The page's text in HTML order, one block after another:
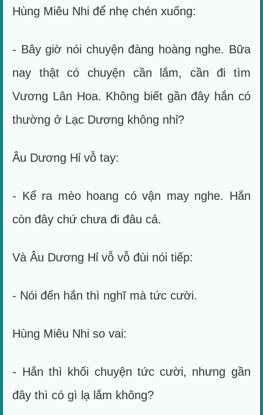
Hùng Miêu Nhi để nhẹ chén xuống:
- Bây giờ nói chuyện đàng hoàng nghe. Bữa
nay thật có chuyện cần lắm, cần đi tìm
Vương Lân Hoa. Không biết gần đây hắn có
thường ở Lạc Dương không nhỉ?
Âu Dương Hỉ vỗ tay:
- Kể ra mèo hoang có vận may nghe. Hắn
còn đây chứ chưa đi đâu cả.
Và Âu Dương Hỉ vỗ vỗ đùi nói tiếp:
- Nói đến hắn thì nghĩ mà tức cười.
Hùng Miêu Nhi so vai:
- Hắn thì khối chuyện tức cười, nhưng gần
đây thì có gì lạ lắm không?